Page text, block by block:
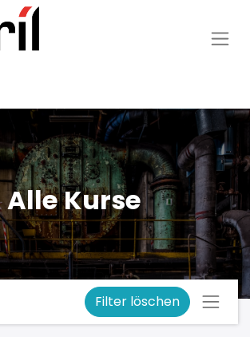
Alle Kurse
Filter löschen